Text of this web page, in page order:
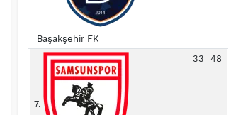
Başakşehir FK
7.
33 48